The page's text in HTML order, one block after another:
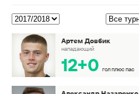
Артем Довбик
нападающий
12+0 гол плюс пас